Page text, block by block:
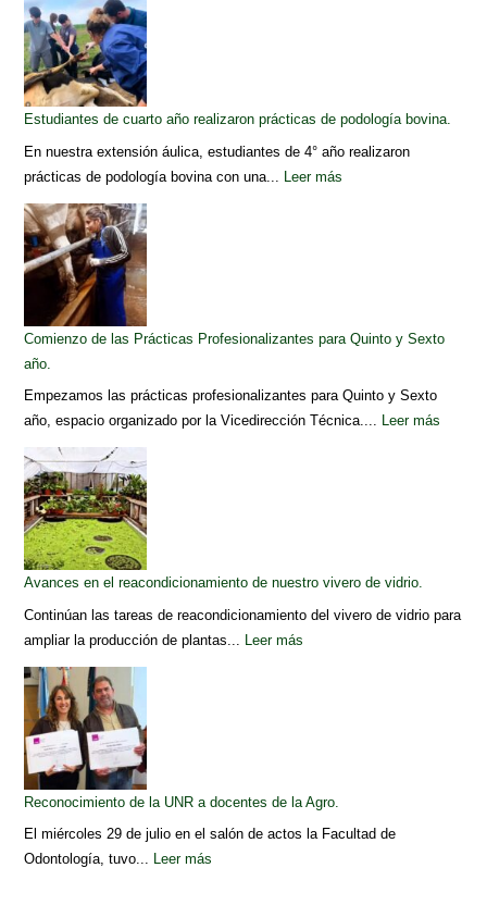
Estudiantes de cuarto año realizaron prácticas de podología bovina.
En nuestra extensión áulica, estudiantes de 4° año realizaron
prácticas de podología bovina con una...
Leer más
Comienzo de las Prácticas Profesionalizantes para Quinto y Sexto
año.
Empezamos las prácticas profesionalizantes para Quinto y Sexto
año, espacio organizado por la Vicedirección Técnica.... Leer más
Avances en el reacondicionamiento de nuestro vivero de vidrio.
Continúan las tareas de reacondicionamiento del vivero de vidrio para
ampliar la producción de plantas...
Leer más
Reconocimiento de la UNR a docentes de la Agro.
El miércoles 29 de julio en el salón de actos la Facultad de
Odontología, tuvo... Leer más